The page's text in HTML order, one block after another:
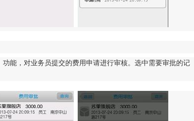
能，对业务员提交的费用申请进行审核。选中需要审批的记